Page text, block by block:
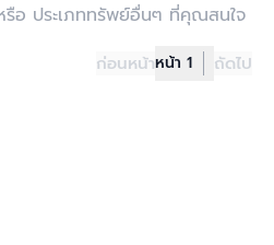
อ ประเภททรัพย์อื่นๆ ที่คุณสนใจ
ก่อนหน้าหน้า 1 ถัดไป